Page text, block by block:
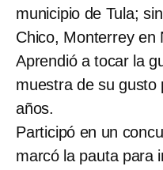
municipio de Tula;
Chico, Monterrey en
Aprendió a tocar la
muestra de su gusto
años.
Participó en un
marcó la pauta para